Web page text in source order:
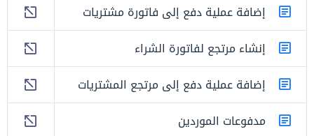
إضافة عملية دفع إلى فاتورة مشتريات
إنشاء مرتجع لفاتورة الشراء
إضافة عملية دفع إلى مرتجع المشتريات
مدفوعات الموردين